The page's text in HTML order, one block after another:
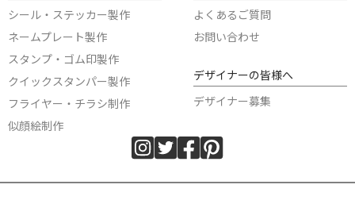
シール・ステッカー製作
ネームプレート製作
スタンプ・ゴム印製作
クイックスタンパー製作
フライヤー・チラシ制作
似顔絵制作
よくあるご質問
お問い合わせ
デザイナーの皆様へ
デザイナー募集